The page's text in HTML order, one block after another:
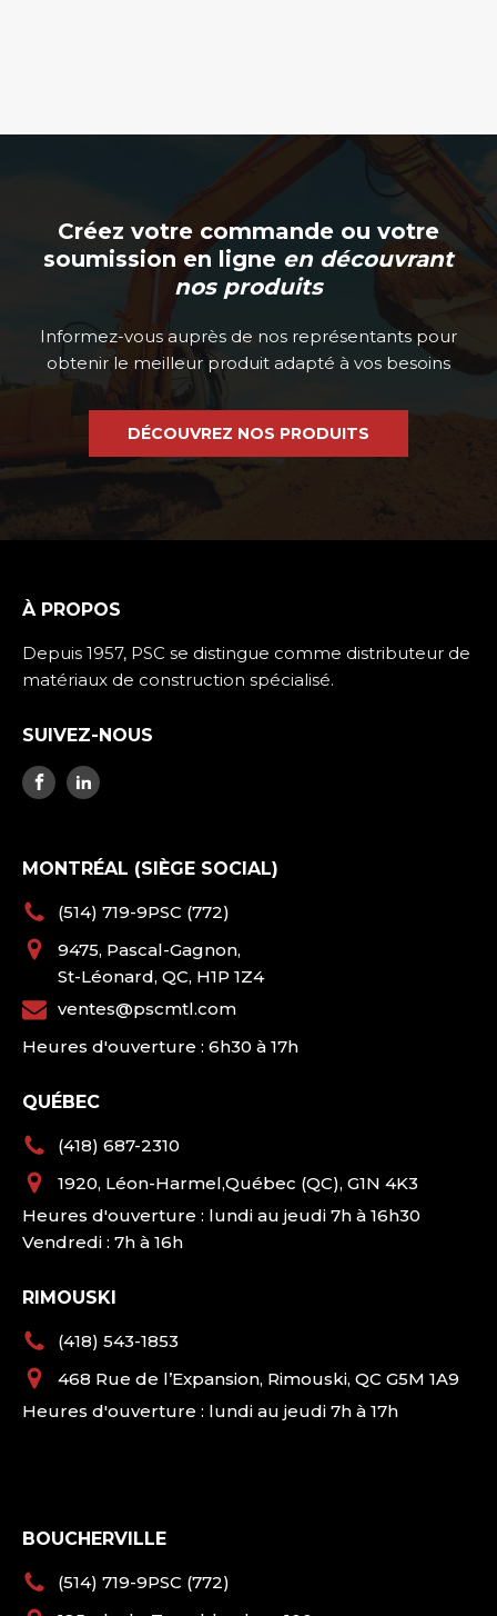
Créez votre commande ou votre
soumission en ligne en découvrant
nos produits
Informez-vous auprès de nos représentants pour
obtenir le meilleur produit adapté à vos besoins
DÉCOUVREZ NOS PRODUITS
À PROPOS
Depuis 1957, PSC se distingue comme distributeur de
matériaux de construction spécialisé.
SUIVEZ-NOUS
MONTRÉAL (SIÈGE SOCIAL)
(514) 719-9PSC (772)
9475, Pascal-Gagnon,
St-Léonard, QC, H1P 1Z4
ventes@pscmtl.com
Heures d'ouverture : 6h30 à 17h
QUÉBEC
(418) 687-2310
1920, Léon-Harmel,Québec (QC), G1N 4K3
Heures d'ouverture : lundi au jeudi 7h à 16h30
Vendredi : 7h à 16h
RIMOUSKI
(418) 543-1853
468 Rue de l’Expansion, Rimouski, QC G5M 1A9
Heures d'ouverture : lundi au jeudi 7h à 17h
BOUCHERVILLE
(514) 719-9PSC (772)